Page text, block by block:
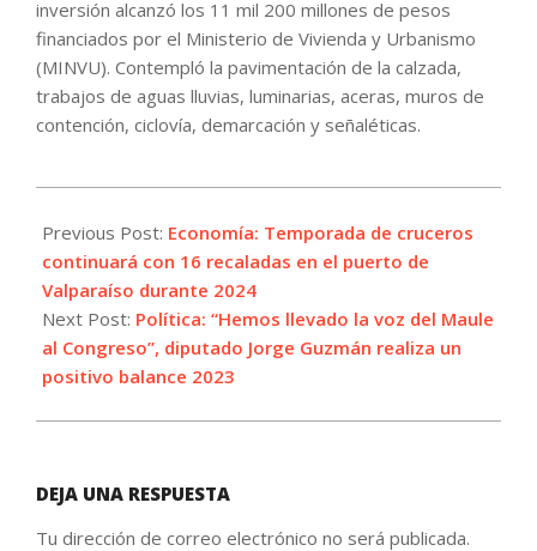
inversión alcanzó los 11 mil 200 millones de pesos
financiados por el Ministerio de Vivienda y Urbanismo
(MINVU). Contempló la pavimentación de la calzada,
trabajos de aguas lluvias, luminarias, aceras, muros de
contención, ciclovía, demarcación y señaléticas.
01-
01
Previous Post: Economía: Temporada de cruceros
continuará con 16 recaladas en el puerto de
Valparaíso durante 2024
Next Post: Política: “Hemos llevado la voz del Maule
al Congreso”, diputado Jorge Guzmán realiza un
positivo balance 2023
DEJA UNA RESPUESTA
Tu dirección de correo electrónico no será publicada.